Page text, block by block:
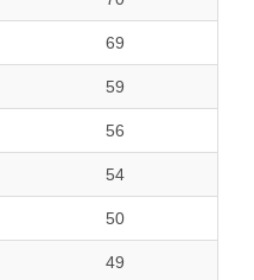
69
59
56
54
50
49